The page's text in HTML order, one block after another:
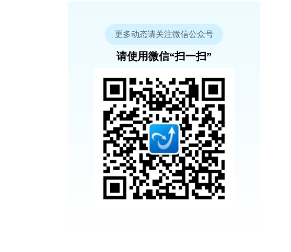
更多动态请关注微信公众号
请使用微信“扫一扫”